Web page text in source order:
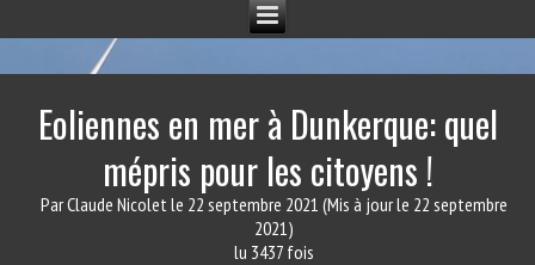
Eoliennes en mer à Dunkerque: quel
mépris pour les citoyens !
Par Claude Nicoletle 22 septembre 2021 (Mis à jour le 22 septembre
2021)
lu 3437 fois